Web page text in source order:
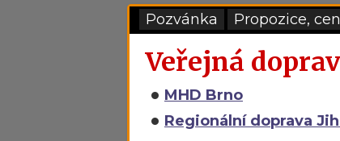
Pozvánka Propozice,
Veřejná
• MHD Brno
• Regionální doprava